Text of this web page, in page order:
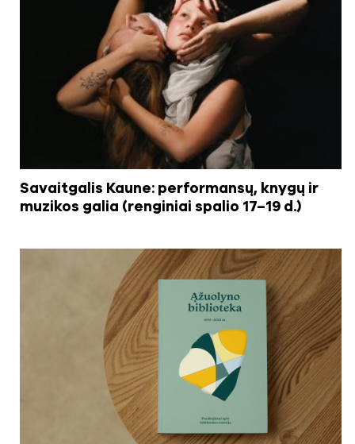
Savaitgalis Kaune: performansų, knygų ir
muzikos galia (renginiai spalio 17–19 d.)